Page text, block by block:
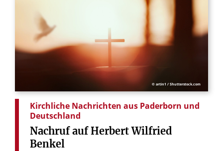
© artin1 / Shutterstock.com
Kirchliche Nachrichten aus Paderborn und
Deutschland
Nachruf auf Herbert Wilfried
Benkel